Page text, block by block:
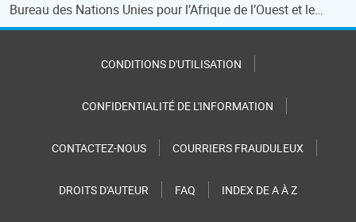
Bureau des Nations Unies pour l’Afrique de l’Ouest et le…
CONDITIONS D'UTILISATION
CONFIDENTIALITÉ DE L'INFORMATION
CONTACTEZ-NOUS COURRIERS FRAUDULEUX
DROITS D'AUTEUR FAQ INDEX DE A À Z